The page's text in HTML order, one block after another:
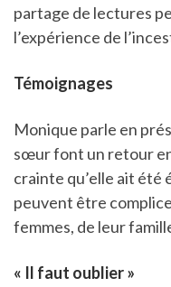
partage de lectures
l’expérience de
Témoignages
Monique parle en
sœur font un retour
crainte qu’elle ait été
peuvent être
femmes, de leur
« Il faut oublier »